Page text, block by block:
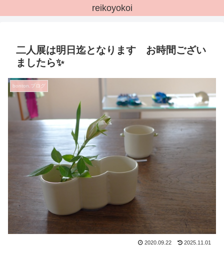
reikoyokoi
二人展は明日迄となります お時間ござい
ましたら✨
bonton.ブログ
2020.09.22 2025.11.01